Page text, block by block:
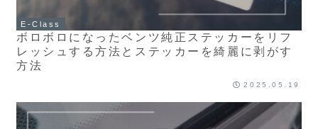
E-Class
ボロボロになったベンツ純正ステッカーをリフ
レッシュする方法とステッカーを綺麗に剥がす
方法
2025.05.19